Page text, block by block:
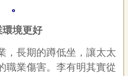
。
境更好
，長期的蹲低坐，讓太太
職業傷害。李有明其實從